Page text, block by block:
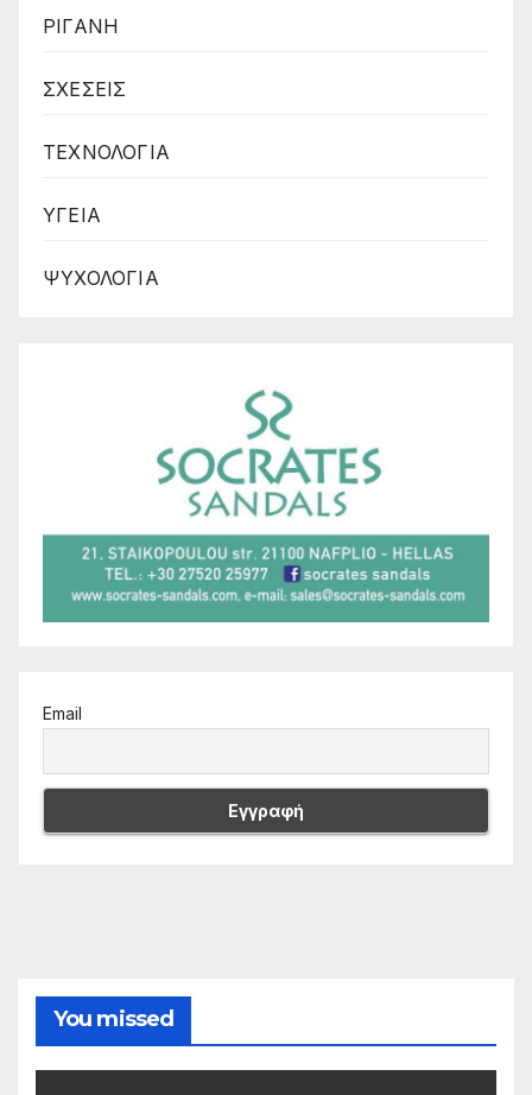
ΡΙΓΑΝΗ
ΣΧΕΣΕΙΣ
ΤΕΧΝΟΛΟΓΙΑ
ΥΓΕΙΑ
ΨΥΧΟΛΟΓΙΑ
Email
You missed